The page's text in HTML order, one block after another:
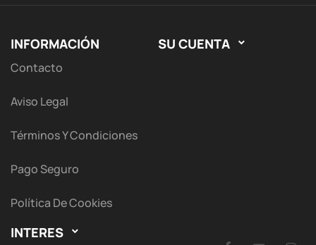
INFORMACIÓN
Contacto
Aviso Legal
Términos Y Condiciones
Pago Seguro
Política De Cookies
SU CUENTA 
INTERES 